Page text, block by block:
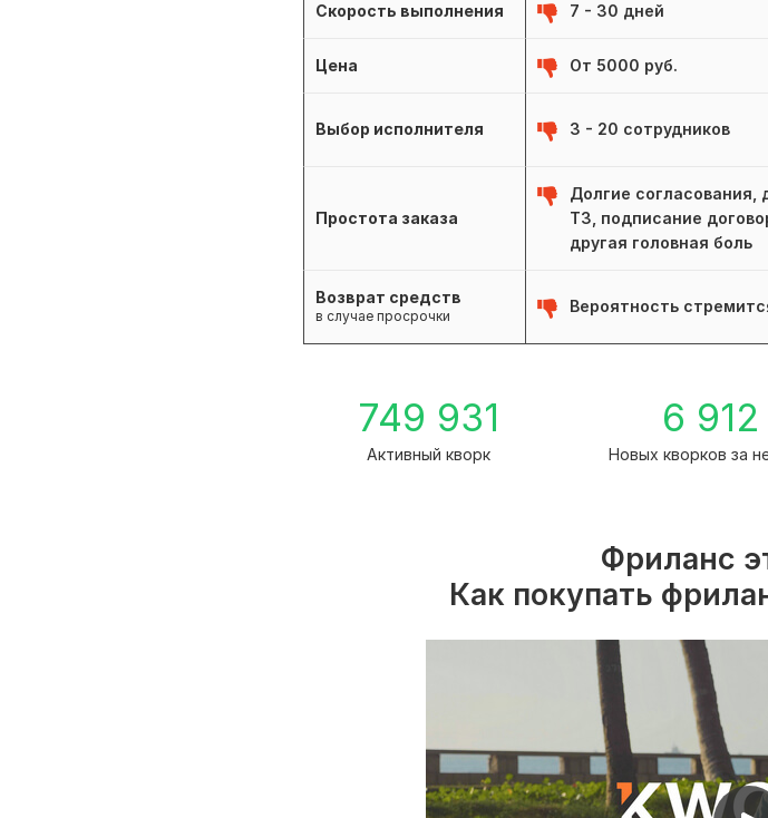
Скорость выполнения 7 - 30 дней
Цена От 5000 руб.
Выбор исполнителя 3 - 20 сотрудников
Простота заказа
Долгие согласования,
ТЗ, подписание
другая головная боль
Возврат средств
в случае просрочки
Вероятность
749 931
Активный кворк
6 912
Новых кворков за
Фриланс
Как покупать